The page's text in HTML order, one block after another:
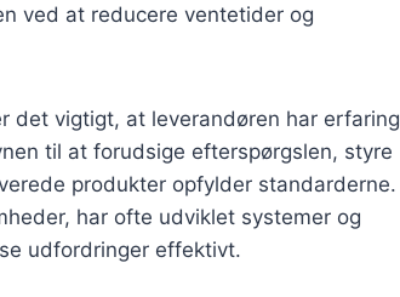
ved at reducere ventetider og
det vigtigt, at leverandøren har erfaring
til at forudsige efterspørgslen, styre
produkter opfylder standarderne.
har ofte udviklet systemer og
udfordringer effektivt.